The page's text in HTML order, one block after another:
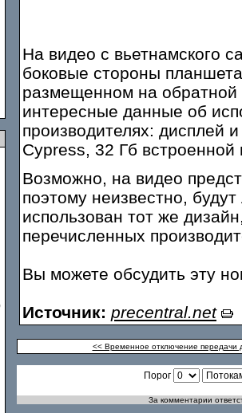
На видео с вьетнамского
боковые стороны
размещенном на обратной
интересные данные об
производителях: дисплей
Cypress, 32 Гб встроенной
Возможно, на видео
поэтому неизвестно,
использован тот же
перечисленных
Вы можете обсудить эту
Источник: precentral.net
<< Временное отключение передачи
Порог
За комментарии